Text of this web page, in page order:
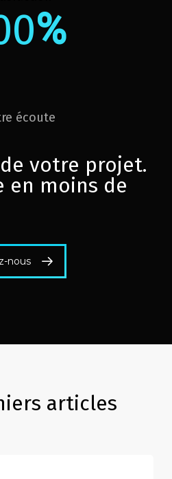
%
écoute
votre projet.
en moins de
nous
articles